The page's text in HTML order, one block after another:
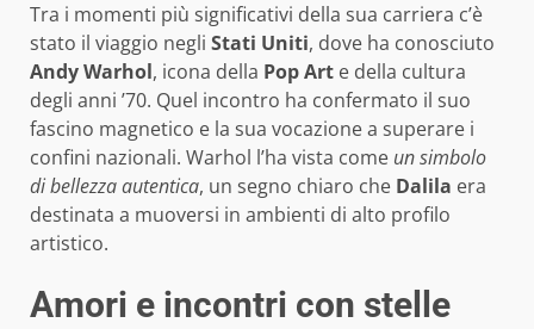
Tra i momenti più significativi della sua carriera c’è
stato il viaggio negli Stati Uniti, dove ha conosciuto
Andy Warhol, icona della Pop Art e della cultura
degli anni ’70. Quel incontro ha confermato il suo
fascino magnetico e la sua vocazione a superare i
confini nazionali. Warhol l’ha vista come un simbolo
di bellezza autentica, un segno chiaro che Dalila era
destinata a muoversi in ambienti di alto profilo
artistico.
Amori e incontri con stelle